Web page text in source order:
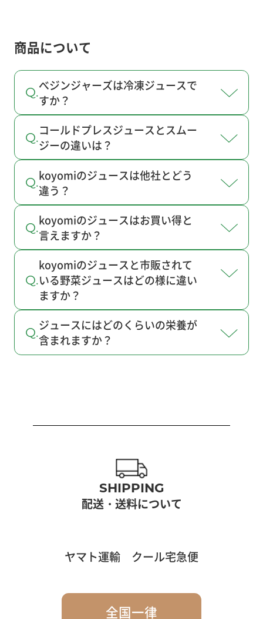
商品について
べジンジャーズは冷凍ジュースで
すか？
コールドプレスジュースとスムー
ジーの違いは？
koyomiのジュースは他社とどう
違う？
koyomiのジュースはお買い得と
言えますか？
koyomiのジュースと市販されて
いる野菜ジュースはどの様に違い
ますか？
ジュースにはどのくらいの栄養が
含まれますか？
SHIPPING
配送・送料について
ヤマト運輸 クール宅急便
全国一律